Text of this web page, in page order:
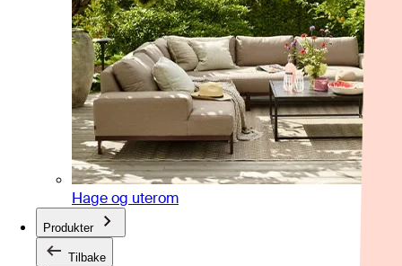
Hage og uterom
Produkter
Tilbake